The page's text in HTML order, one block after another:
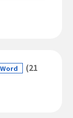
Word
(21